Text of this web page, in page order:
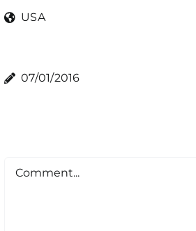
USA
07/01/2016
Comment